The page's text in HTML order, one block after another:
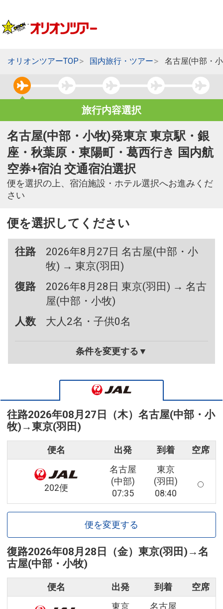
オリオンツアーTOP 国内旅行・ツアー 名古屋(中部・
旅行内容選択
名古屋(中部・小牧)発東京 東京駅・銀
座・秋葉原・東陽町・葛西行き 国内航
空券+宿泊 交通宿泊選択
便を選択の上、宿泊施設・ホテル選択へお進みくだ
さい
便を選択してください
往路
2026年8月27日 名古屋(中部・小
牧) → 東京(羽田)
復路
2026年8月28日 東京(羽田) → 名古
屋(中部・小牧)
人数
大人2名・子供0名
条件を変更する▼
往路2026年08月27日（木） 名古屋(中部・小
牧) →東京(羽田)
便名 出発 到着 空席
202便
名古屋
(中部)
07:35
東京
(羽田)
08:40
便を変更する
復路2026年08月28日（金） 東京(羽田) →名
古屋(中部・小牧)
便名 出発 到着 空席
東京
名古屋